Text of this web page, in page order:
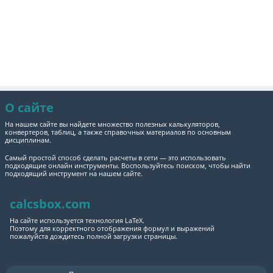
О сайте
На нашем сайте вы найдете множество полезных калькуляторов,
конвертеров, таблиц, а также справочных материалов по основным
дисциплинам.
Самый простой способ сделать расчеты в сети — это использовать
подходящие онлайн инструменты. Воспользуйтесь поиском, чтобы найти
подходящий инструмент на нашем сайте.
calcsbox.com
На сайте используется технология LaTeX.
Поэтому для корректного отображения формул и выражений
пожалуйста дождитесь полной загрузки страницы.